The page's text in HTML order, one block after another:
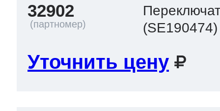
32902
(SE190474)
Уточнить цену